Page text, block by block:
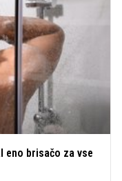
eno brisačo za vse